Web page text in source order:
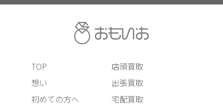
TOP
想い
初めての方へ
店頭買取
出張買取
宅配買取